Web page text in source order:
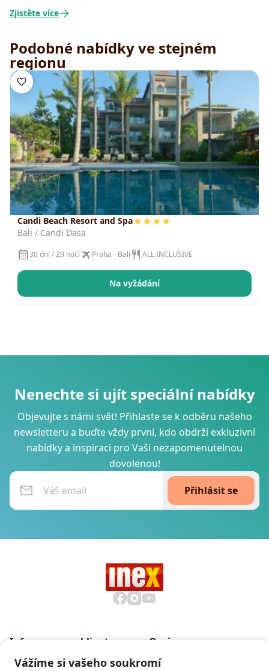
Zjistěte více
Podobné nabídky ve stejném
regionu
Candi Beach Resort and Spa
Bali / Candi Dasa
30 dní / 29 nocí Praha - Bali ALL INCLUSIVE
Na vyžádání
Nenechte si ujít speciální nabídky
Objevujte s námi svět! Přihlaste se k odběru našeho
newsletteru a buďte vždy první, kdo obdrží exkluzivní
nabídky a inspiraci pro Vaši nezapomenutelnou
dovolenou!
Přihlásit se
Informace pro klienty
podmínky CK INEX
O nás
Vážíme si vašeho soukromí